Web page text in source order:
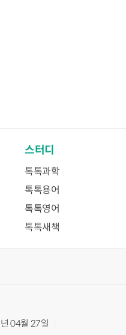
스터디
톡톡과학
톡톡용어
톡톡영어
톡톡새책
04월 27일